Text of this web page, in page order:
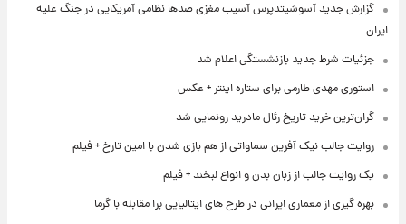
گزارش جدید آسوشیتدپرس آسیب مغزی صدها نظامی آمریکایی در جنگ علیه
ایران
جزئیات شرط جدید بازنشستگی اعلام شد
استوری مهدی طارمی برای ستاره اینتر + عکس
گران‌ترین خرید تاریخ رئال مادرید رونمایی شد
روایت جالب نیک آفرین سماواتی از هم بازی شدن با امین تارخ + فیلم
یک روایت جالب از زبان بدن و انواع لبخند + فیلم
بهره گیری از معماری ایرانی در طرح های ایتالیایی برا مقابله با گرما